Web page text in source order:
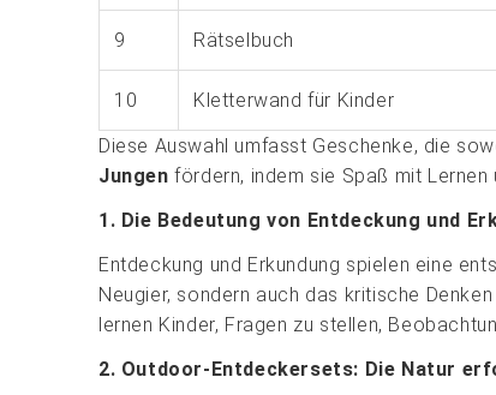
9 Rätselbuch
10 Kletterwand für Kinder
Diese Auswahl umfasst Geschenke, die
Jungen fördern, indem sie Spaß mit
1. Die Bedeutung von Entdeckung und
Entdeckung und Erkundung spielen eine
Neugier, sondern auch das kritische
lernen Kinder, Fragen zu stellen,
2. Outdoor-Entdeckersets: Die Natur